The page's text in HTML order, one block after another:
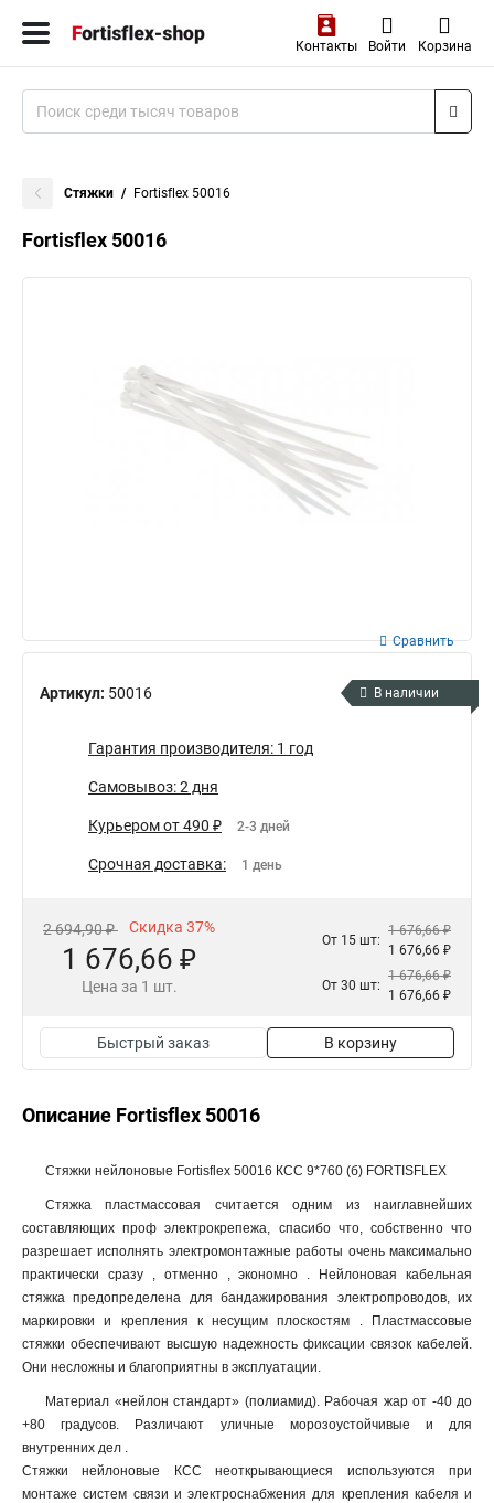
Контакты Войти Корзина
Стяжки Fortisflex 50016
Fortisflex 50016
Артикул: 50016
Сравнить
В наличии
Гарантия производителя: 1 год
Самовывоз: 2 дня
Курьером от 490 ₽ 2-3 дней
Срочная доставка: 1 день
2 694,90 ₽ Скидка 37%
1 676,66 ₽
Цена за 1 шт.
От 15 шт:
1 676,66 ₽
1 676,66 ₽
От 30 шт:
1 676,66 ₽
1 676,66 ₽
Быстрый заказ В корзину
Описание Fortisflex 50016
Стяжки нейлоновые Fortisflex 50016 КСС 9*760 (б) FORTISFLEX
Стяжка пластмассовая считается одним из наиглавнейших
составляющих проф электрокрепежа, спасибо что, собственно что
разрешает исполнять электромонтажные работы очень максимально
практически сразу , отменно , экономно . Нейлоновая кабельная
стяжка предопределена для бандажирования электропроводов, их
маркировки и крепления к несущим плоскостям . Пластмассовые
стяжки обеспечивают высшую надежность фиксации связок кабелей.
Они несложны и благоприятны в эксплуатации.
Материал «нейлон стандарт» (полиамид). Рабочая жар от -40 до
+80 градусов. Различают уличные морозоустойчивые и для
внутренних дел .
Стяжки нейлоновые КСС неоткрывающиеся используются при
монтаже систем связи и электроснабжения для крепления кабеля и